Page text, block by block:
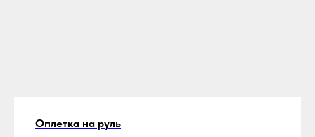
Оплетка на руль